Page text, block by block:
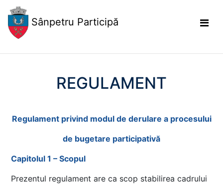
Sânpetru Participă
REGULAMENT
Regulament privind modul de derulare a procesului
de bugetare participativă
Capitolul 1 – Scopul
Prezentul regulament are ca scop stabilirea cadrului